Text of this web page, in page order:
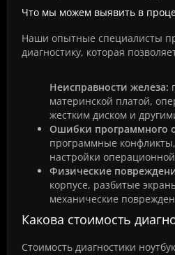
Что мы можем выявить в
Наши опытные специалисты
диагностику, которая
Неисправности железа:
материнской платой,
жестким диском и
Ошибки программного
программные
настройки
Физические
корпусе, разбитые
механические
Какова стоимость
Стоимость диагностики